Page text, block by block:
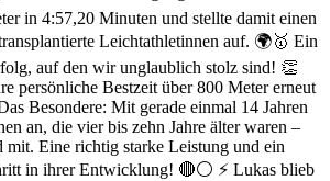
in 4:57,20 Minuten und stellte damit einen
Leichtathletinnen auf. 🌍🥇 Ein
auf den wir unglaublich stolz sind! 👏
persönliche Bestzeit über 800 Meter erneut
Besondere: Mit gerade einmal 14 Jahren
an, die vier bis zehn Jahre älter waren –
mit. Eine richtig starke Leistung und ein
in ihrer Entwicklung! 🔴⚪ ⚡ Lukas blieb